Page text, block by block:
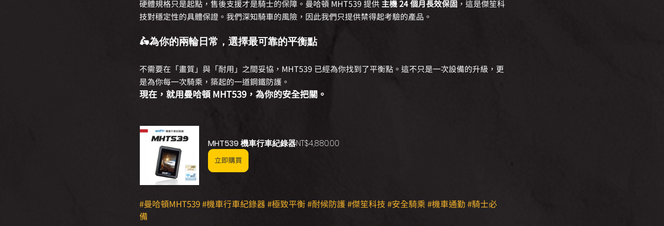
硬體規格只是起點，售後支援才是騎士的保障。曼哈頓 MHT539 提供 主機 24 個月長效保固 ，這是傑笙科
技對穩定性的具體保證。我們深知騎車的風險，因此我們只提供禁得起考驗的產品。
🛵為你的兩輪日常，選擇最可靠的平衡點
不需要在「畫質」與「耐用」之間妥協，MHT539 已經為你找到了平衡點。這不只是一次設備的升級，更
是為你每一次騎乘，築起的一道鋼鐵防護。
現在，就用曼哈頓 MHT539，為你的安全把關。
MHT539 機車行車紀錄器NT$4,880.00
立即購買
#曼哈頓MHT539 #機車行車紀錄器 #極致平衡 #耐候防護 #傑笙科技 #安全騎乘 #機車通勤 #騎士必
備